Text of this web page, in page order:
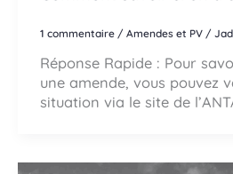
1 commentaire / Amendes et PV/
Réponse Rapide : Pour
une amende, vous pouvez
situation via le site de